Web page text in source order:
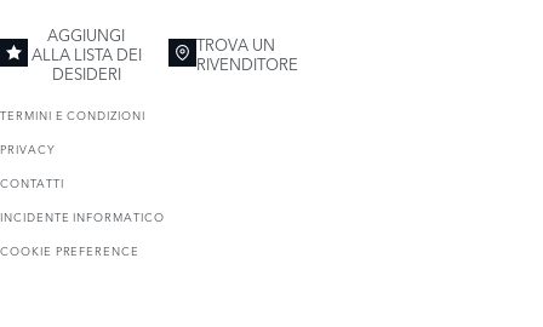
AGGIUNGI
ALLA LISTA DEI
DESIDERI
TROVA UN
RIVENDITORE
TERMINI E CONDIZIONI
PRIVACY
CONTATTI
INCIDENTE INFORMATICO
COOKIE PREFERENCE